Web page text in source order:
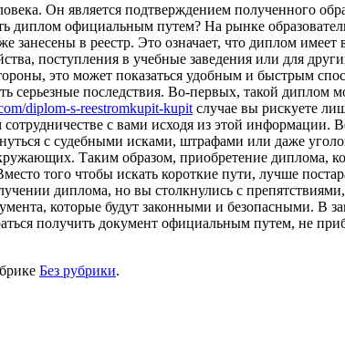
Он является подтверждением полученного
диплом официальным путем? На рынке
занесены в реестр. Это означает, что диплом
поступления в учебные заведения или для
это может показаться удобным и быстрым
серьезные последствия. Во-первых, такой
diplom-s-reestromkupit-kupit случае вы рискуете
с вами исходя из этой информации.
с судебными исками, штрафами или даже
Таким образом, приобретение диплома,
того чтобы искать короткие пути, лучше
диплома, но вы столкнулись с
которые будут законными и безопасными. В
получить документ официальным путем, не
Без рубрики.